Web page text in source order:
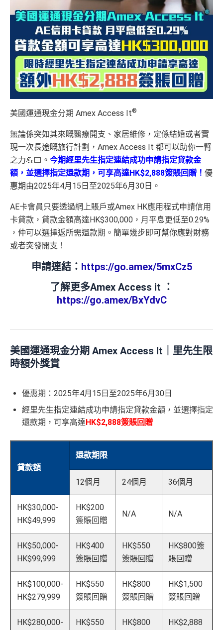
美國運通現金分期 Amex Access It®
無論係突如其來嘅醫療開支、家居維修，定係結婚或者實
現一次長途嘅旅行計劃，Amex Access It 都可以助你一臂
之力💪🏻。 今期經里先生指定連結成功申請指定貸款金
額，並選擇指定還款期，可享高達HK$2,888簽賬回贈！ 優
惠期由2025年4月15日至2025年6月30日。
AE卡會員只要透過網上賬戶或Amex HK應用程式申請信用
卡貸款，貸款金額高達HK$300,000，月平息更低至0.29%
，仲可以選擇返所需還款期。簡單幾步即可幫你應對財務
或者突發開支！
申請連結： https://go.amex/5mxCz5
了解更多Amex Access it ：
https://go.amex/BxYdvC
美國運通現金分期 Amex Access It｜里先生限
時額外獎賞
優惠期：2025年4月15日至2025年6月30日
經里先生指定連結成功申請指定貸款金額，並選擇指定
還款期，可享高達 HK$2,888簽賬回贈
貸款額
還款期限
12個月 24個月 36個月
HK$30,000-
HK$49,999
HK$200
簽賬回贈
N/A N/A
HK$50,000-
HK$99,999
HK$400
簽賬回贈
HK$550
簽賬回贈
HK$800簽
賬回贈
HK$100,000-
HK$279,999
HK$550
簽賬回贈
HK$800
簽賬回贈
HK$1,500
簽賬回贈
HK$280,000-
HK$550
HK$800
HK$2,888